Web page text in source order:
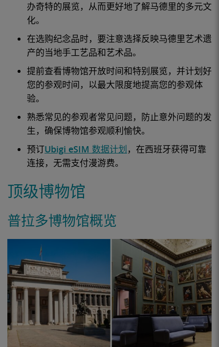
办奇特的展览，从而更好地了解马德里的多元文
化。
在选购纪念品时，要注意选择反映马德里艺术遗
产的当地手工艺品和艺术品。
提前查看博物馆开放时间和特别展览，并计划好
您的参观时间，以最大限度地提高您的参观体
验。
熟悉常见的参观者常见问题，防止意外问题的发
生，确保博物馆参观顺利愉快。
预订Ubigi eSIM 数据计划，在西班牙获得可靠
连接，无需支付漫游费。
顶级博物馆
普拉多博物馆概览